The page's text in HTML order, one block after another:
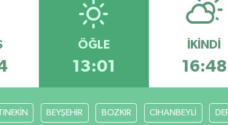
ÖĞLE
13:01
İKINDI
16:48
BEYŞEHİR BOZKIR CİHANBEYLİ